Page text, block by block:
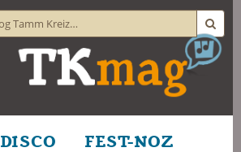
DISCO
FEST-NOZ